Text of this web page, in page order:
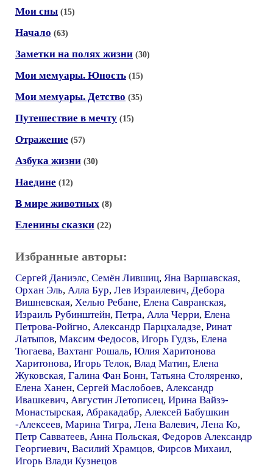
Мои сны (15)
Начало (63)
Заметки на полях жизни (30)
Мои мемуары. Юность (15)
Мои мемуары. Детство (35)
Путешествие в мечту (15)
Отражение (57)
Азбука жизни (30)
Наедине (12)
В мире животных (8)
Еленины сказки (22)
Избранные авторы:
Сергей Даниэлс, Семён Лившиц, Яна Варшавская,
Орхан Эль, Алла Бур, Лев Израилевич, Дебора
Вишневская, Хелью Ребане, Елена Савранская,
Израиль Рубинштейн, Петра, Алла Черри, Елена
Петрова-Ройгно, Александр Парцхаладзе, Ринат
Латыпов, Максим Федосов, Игорь Гудзь, Елена
Тюгаева, Вахтанг Рошаль, Юлия Харитонова
Харитонова, Игорь Телок, Влад Матин, Елена
Жуковская, Галина Фан Бонн, Татьяна Столяренко,
Елена Ханен, Сергей Маслобоев, Александр
Ивашкевич, Августин Летописец, Ирина Вайзэ-
Монастырская, Абракадабр, Алексей Бабушкин
-Алексеев, Марина Тигра, Лена Валевич, Лена Ко,
Петр Савватеев, Анна Польская, Федоров Александр
Георгиевич, Василий Храмцов, Фирсов Михаил,
Игорь Влади Кузнецов